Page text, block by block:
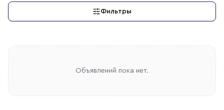
Фильтры
Объявлений пока нет.